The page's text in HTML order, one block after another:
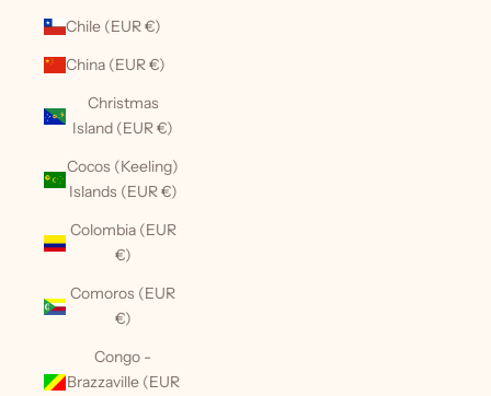
Chile (EUR €)
China (EUR €)
Christmas
Island (EUR €)
Cocos (Keeling)
Islands (EUR €)
Colombia (EUR
€)
Comoros (EUR
€)
Congo -
Brazzaville (EUR